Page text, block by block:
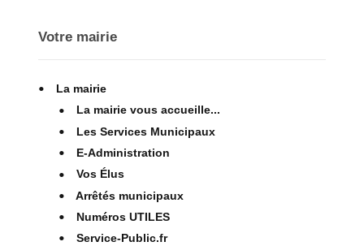
Votre mairie
La mairie
La mairie vous accueille...
Les Services Municipaux
E-Administration
Vos Élus
Arrêtés municipaux
Numéros UTILES
Service-Public.fr